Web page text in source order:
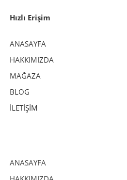
Hızlı Erişim
ANASAYFA
HAKKIMIZDA
MAĞAZA
BLOG
İLETİŞİM
ANASAYFA